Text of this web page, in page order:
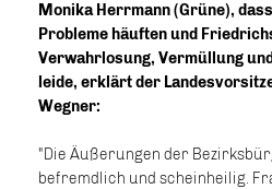
Monika Herrmann (Grüne),
Probleme häuften und
Verwahrlosung, Vermüllung
leide, erklärt der
Wegner:
"Die Äußerungen der
befremdlich und scheinheilig.